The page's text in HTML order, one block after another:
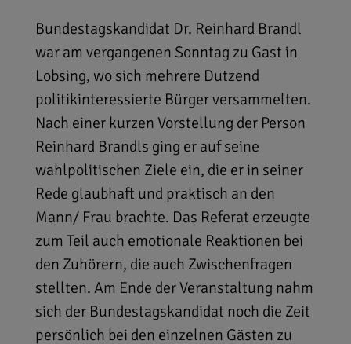
Bundestagskandidat Dr. Reinhard Brandl
war am vergangenen Sonntag zu Gast in
Lobsing, wo sich mehrere Dutzend
politikinteressierte Bürger versammelten.
Nach einer kurzen Vorstellung der Person
Reinhard Brandls ging er auf seine
wahlpolitischen Ziele ein, die er in seiner
Rede glaubhaft und praktisch an den
Mann/ Frau brachte. Das Referat erzeugte
zum Teil auch emotionale Reaktionen bei
den Zuhörern, die auch Zwischenfragen
stellten. Am Ende der Veranstaltung nahm
sich der Bundestagskandidat noch die Zeit
persönlich bei den einzelnen Gästen zu